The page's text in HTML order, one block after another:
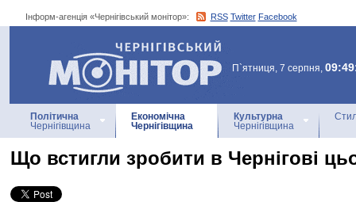
Інформ-агенція «Чернігівський монітор»: RSS Twitter Facebook
Інформ-агенція
«Чернігівський монітор»
П`ятниця, 7 серпня,
Політична
Чернігівщина
Економічна
Чернігівщина
Культурна
Чернігівщина
Що встигли зробити в Чернігові